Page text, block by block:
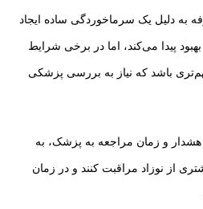
به دلیل یک سرماخوردگی ساده ایجاد
پیدا می‌کند، اما در برخی شرایط
باشد که نیاز به بررسی پزشکی
و زمان مراجعه به پزشک، به
از نوزاد مراقبت کنند و در زمان